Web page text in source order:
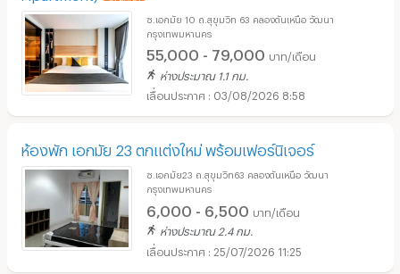
ซ.เอกมัย 10 ถ.สุขุมวิท 63 คลองตันเหนือ วัฒนา
กรุงเทพมหานคร
55,000 - 79,000 บาท/เดือน
ห่างประมาณ 1.1 กม.
03/08/2026 8:58
ห้องพัก เอกมัย 23 ตกแต่งใหม่ พร้อมเฟอร์นิเจอร์
ซ.เอกมัย23 ถ.สุขุมวิท63 คลองตันเหนือ วัฒนา
กรุงเทพมหานคร
6,000 - 6,500 บาท/เดือน
ห่างประมาณ 2.4 กม.
25/07/2026 11:25